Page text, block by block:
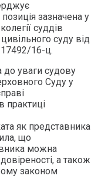
зазначена у
суддів
суду від
17492/16-ц.
до уваги судову
Суду у
практиці
як представника
що
можна
а також
законом